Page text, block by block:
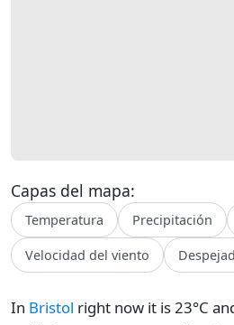
Capas del mapa:
Temperatura Precipitación
Velocidad del viento
In Bristol right now it is 23°C